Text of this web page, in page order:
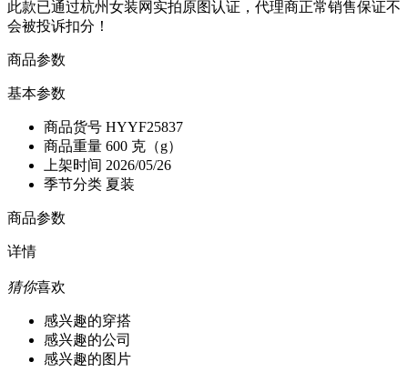
此款已通过杭州女装网实拍原图认证，代理商正常销售保证不
会被投诉扣分！
商品参数
基本参数
商品货号 HYYF25837
商品重量 600 克（g）
上架时间 2026/05/26
季节分类 夏装
商品参数
详情
猜你喜欢
感兴趣的穿搭
感兴趣的公司
感兴趣的图片